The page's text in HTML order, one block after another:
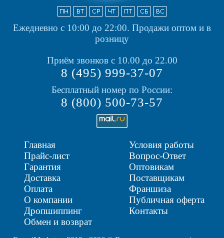
Ежедневно с 10:00 до 22:00. Продажи оптом и в
розницу
Приём звонков с 10.00 до 22.00
8 (495) 999-37-07
Бесплатный номер по России:
8 (800) 500-73-57
Главная
Прайс-лист
Гарантия
Доставка
Оплата
О компании
Дропшиппинг
Обмен и возврат
Условия работы
Вопрос-Ответ
Оптовикам
Поставщикам
Франшиза
Публичная оферта
Контакты